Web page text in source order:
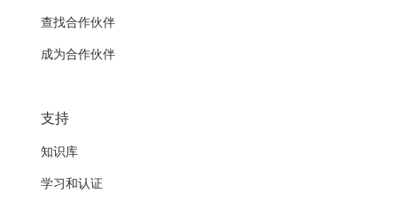
查找合作伙伴
成为合作伙伴
支持
知识库
学习和认证